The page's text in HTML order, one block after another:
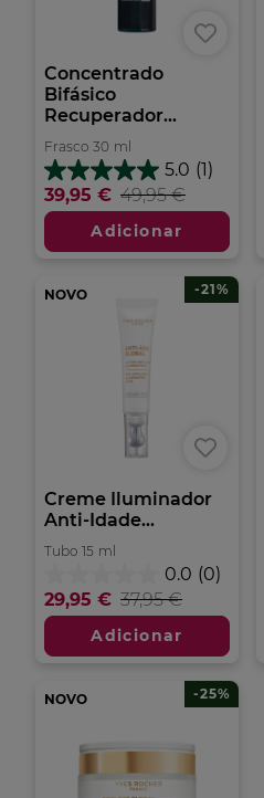
Concentrado
Bifásico
Recuperador...
Frasco 30 ml
5.0 (1)
5.0
em
5
estrelas.
1
39,95 € 49,95 €
Adicionar
NOVO
Creme Iluminador
Anti-Idade...
Tubo 15 ml
0.0 (0)
em
5
estrelas.
29,95 € 37,95 €
-21%
Adicionar
NOVO -25%